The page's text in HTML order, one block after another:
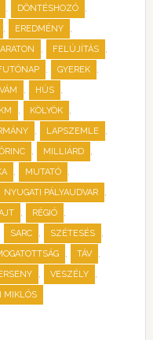
, DÖNTÉSHOZÓ ,
, EREDMÉNY ,
, FELÚJÍTÁS ,
, GYEREK ,
, HÚS ,
KM , KÖLYÖK ,
, LAPSZEMLE ,
, MILLIÁRD ,
, MUTATÓ ,
NYUGATI PÁLYAUDVAR ,
, RÉGIÓ ,
SARC , SZÉTESÉS ,
, TÁV ,
, VESZÉLY ,
MIKLÓS